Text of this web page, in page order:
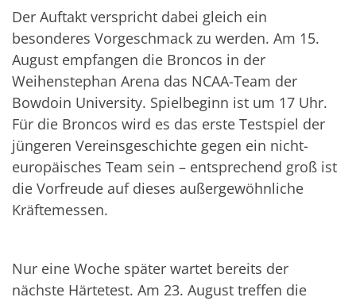
Der Auftakt verspricht dabei gleich ein
besonderes Vorgeschmack zu werden. Am 15.
August empfangen die Broncos in der
Weihenstephan Arena das NCAA-Team der
Bowdoin University. Spielbeginn ist um 17 Uhr.
Für die Broncos wird es das erste Testspiel der
jüngeren Vereinsgeschichte gegen ein nicht-
europäisches Team sein – entsprechend groß ist
die Vorfreude auf dieses außergewöhnliche
Kräftemessen.
Nur eine Woche später wartet bereits der
nächste Härtetest. Am 23. August treffen die